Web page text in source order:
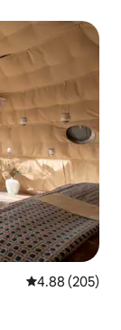
レビュー205
4.88 (205)